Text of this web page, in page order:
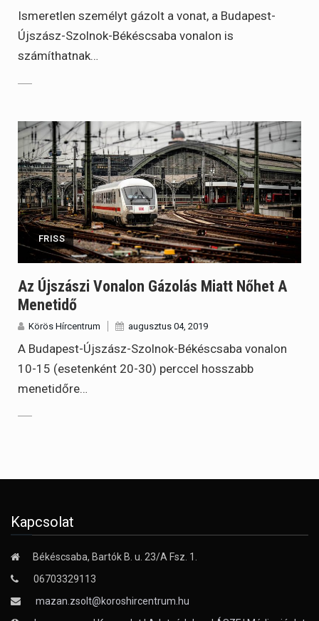
Ismeretlen személyt gázolt a vonat, a Budapest-
Újszász-Szolnok-Békéscsaba vonalon is
számíthatnak…
FRISS
Az Újszászi Vonalon Gázolás Miatt Nőhet A
Menetidő
Körös Hírcentrum augusztus 04, 2019
A Budapest-Újszász-Szolnok-Békéscsaba vonalon
10-15 (esetenként 20-30) perccel hosszabb
menetidőre…
Kapcsolat
Békéscsaba, Bartók B. u. 23/A Fsz. 1.
06703329113
mazan.zsolt@koroshircentrum.hu